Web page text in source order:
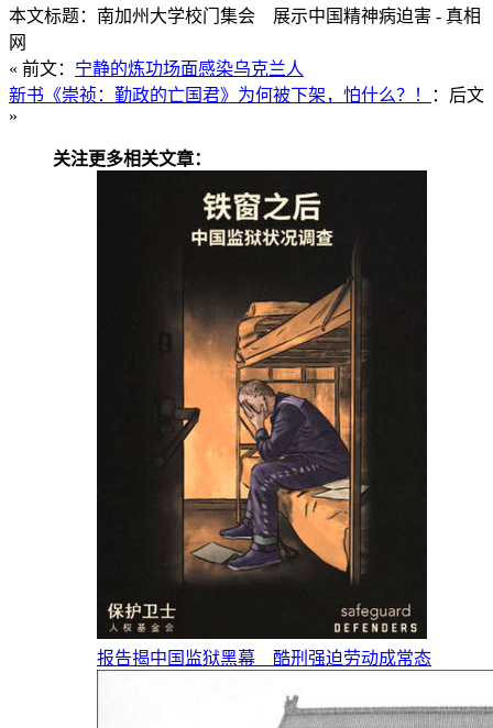
本文标题：南加州大学校门集会 展示中国精神病迫害 - 真相
网
« 前文： 宁静的炼功场面感染乌克兰人
新书《崇祯：勤政的亡国君》为何被下架，怕什么？！
：后文
»
关注更多相关文章：
报告揭中国监狱黑幕 酷刑强迫劳动成常态